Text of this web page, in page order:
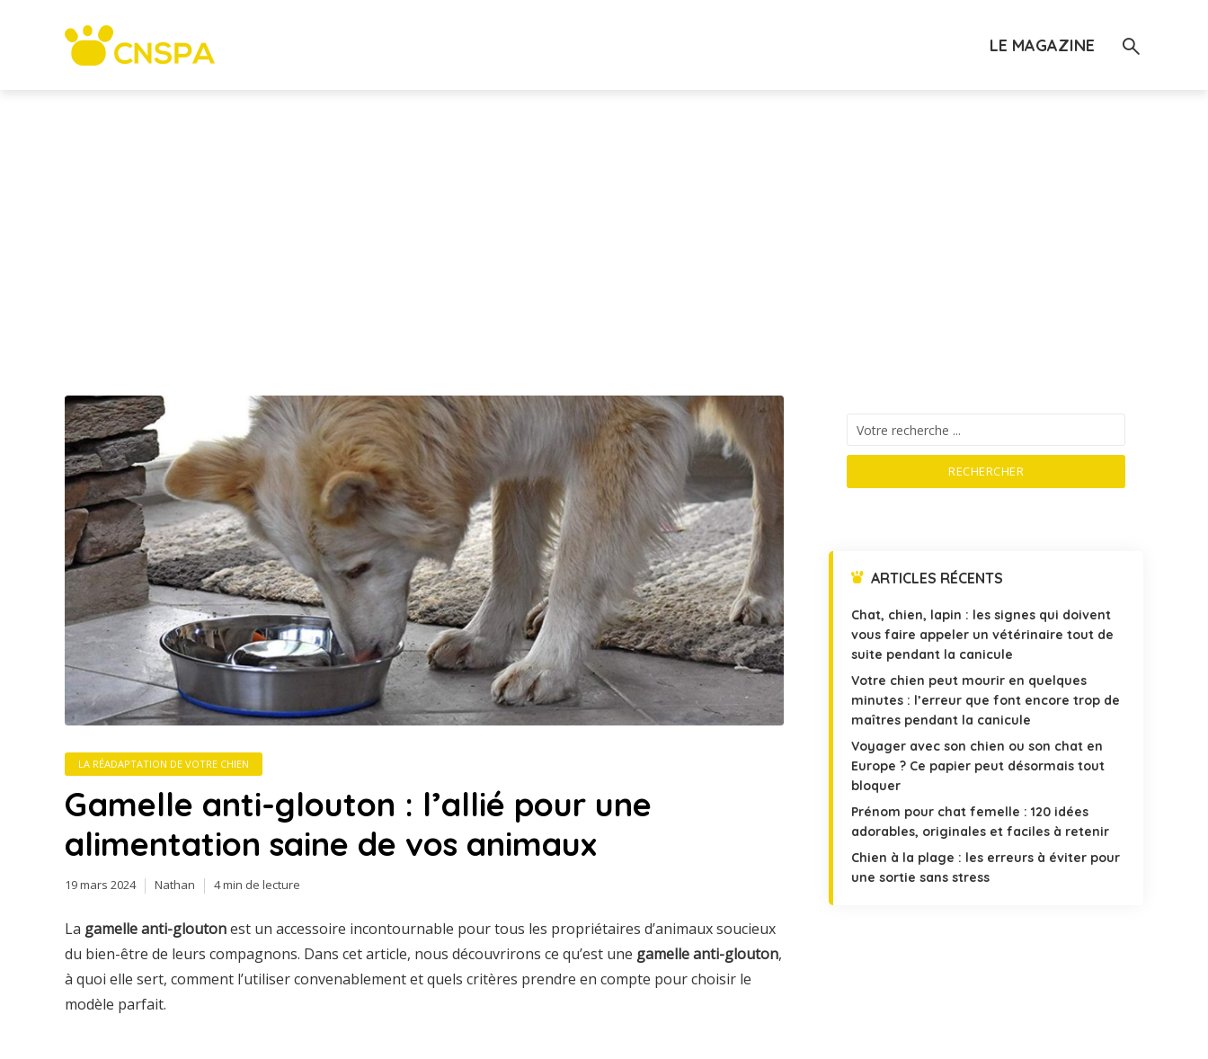
LE MAGAZINE
LA RÉADAPTATION DE VOTRE CHIEN
Gamelle anti-glouton : l’allié pour une
alimentation saine de vos animaux
19 mars 2024 Nathan 4 min de lecture
La gamelle anti-gloutonest un accessoire incontournable pour tous les propriétaires d’animaux soucieux
du bien-être de leurs compagnons. Dans cet article, nous découvrirons ce qu’est une gamelle anti-glouton,
à quoi elle sert, comment l’utiliser convenablement et quels critères prendre en compte pour choisir le
modèle parfait.
RECHERCHER
ARTICLES RÉCENTS
Chat, chien, lapin : les signes qui doivent
vous faire appeler un vétérinaire tout de
suite pendant la canicule
Votre chien peut mourir en quelques
minutes : l’erreur que font encore trop de
maîtres pendant la canicule
Voyager avec son chien ou son chat en
Europe ? Ce papier peut désormais tout
bloquer
Prénom pour chat femelle : 120 idées
adorables, originales et faciles à retenir
Chien à la plage : les erreurs à éviter pour
une sortie sans stress